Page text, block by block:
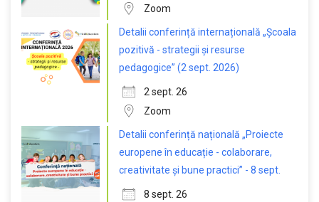
Zoom
Detalii conferință internațională „Școala
pozitivă - strategii și resurse
pedagogice” (2 sept. 2026)
2 sept. 26
Zoom
Detalii conferință națională „Proiecte
europene în educație - colaborare,
creativitate și bune practici” - 8 sept.
8 sept. 26